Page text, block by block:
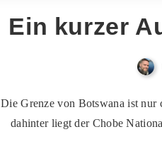
Ein kurzer
Die Grenze von Botswana ist nur
dahinter liegt der Chobe